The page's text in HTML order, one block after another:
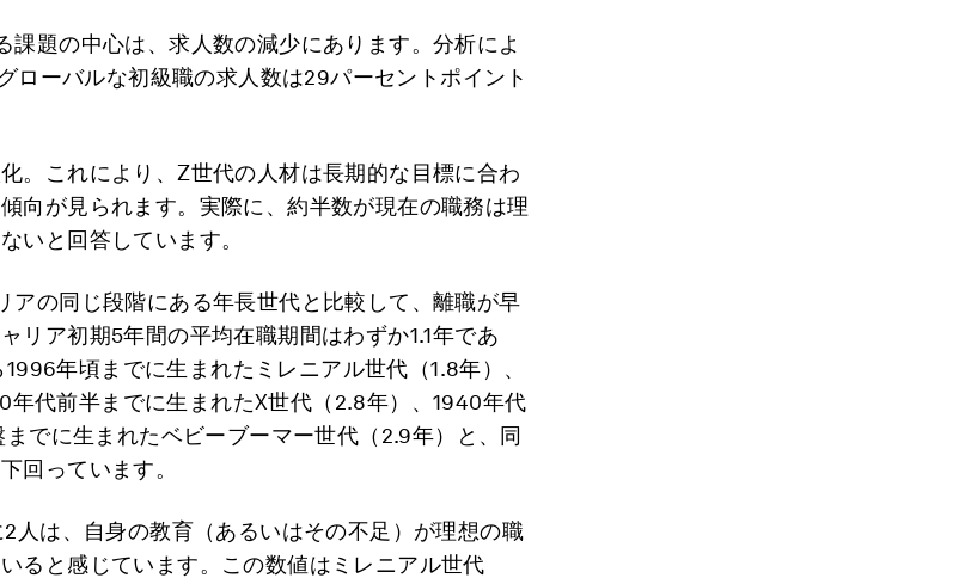
課題の中心は、求人数の減少にあります。分析によ
ローバルな初級職の求人数は29パーセントポイント
。これにより、Z世代の人材は長期的な目標に合わ
向が見られます。実際に、約半数が現在の職務は理
いと回答しています。
アの同じ段階にある年長世代と比較して、離職が早
リア初期5年間の平均在職期間はわずか1.1年であ
年頃までに生まれたミレニアル世代（1.8年）、
年代前半までに生まれたX世代（2.8年）、1940年代
でに生まれたベビーブーマー世代（2.9年）と、同
回っています。
人は、自身の教育（あるいはその不足）が理想の職
ると感じています。この数値はミレニアル世代